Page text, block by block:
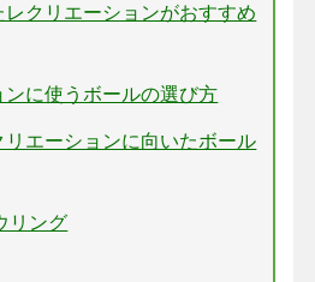
クリエーションがおすすめ
ンに使うボールの選び方
エーションに向いたボール
リング